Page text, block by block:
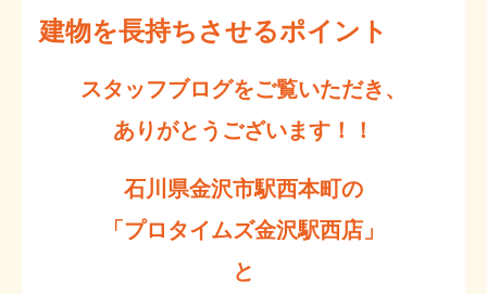
建物を長持ちさせるポイント
スタッフブログをご覧いただき、
ありがとうございます！！
石川県金沢市駅西本町の
「プロタイムズ金沢駅西店」
と